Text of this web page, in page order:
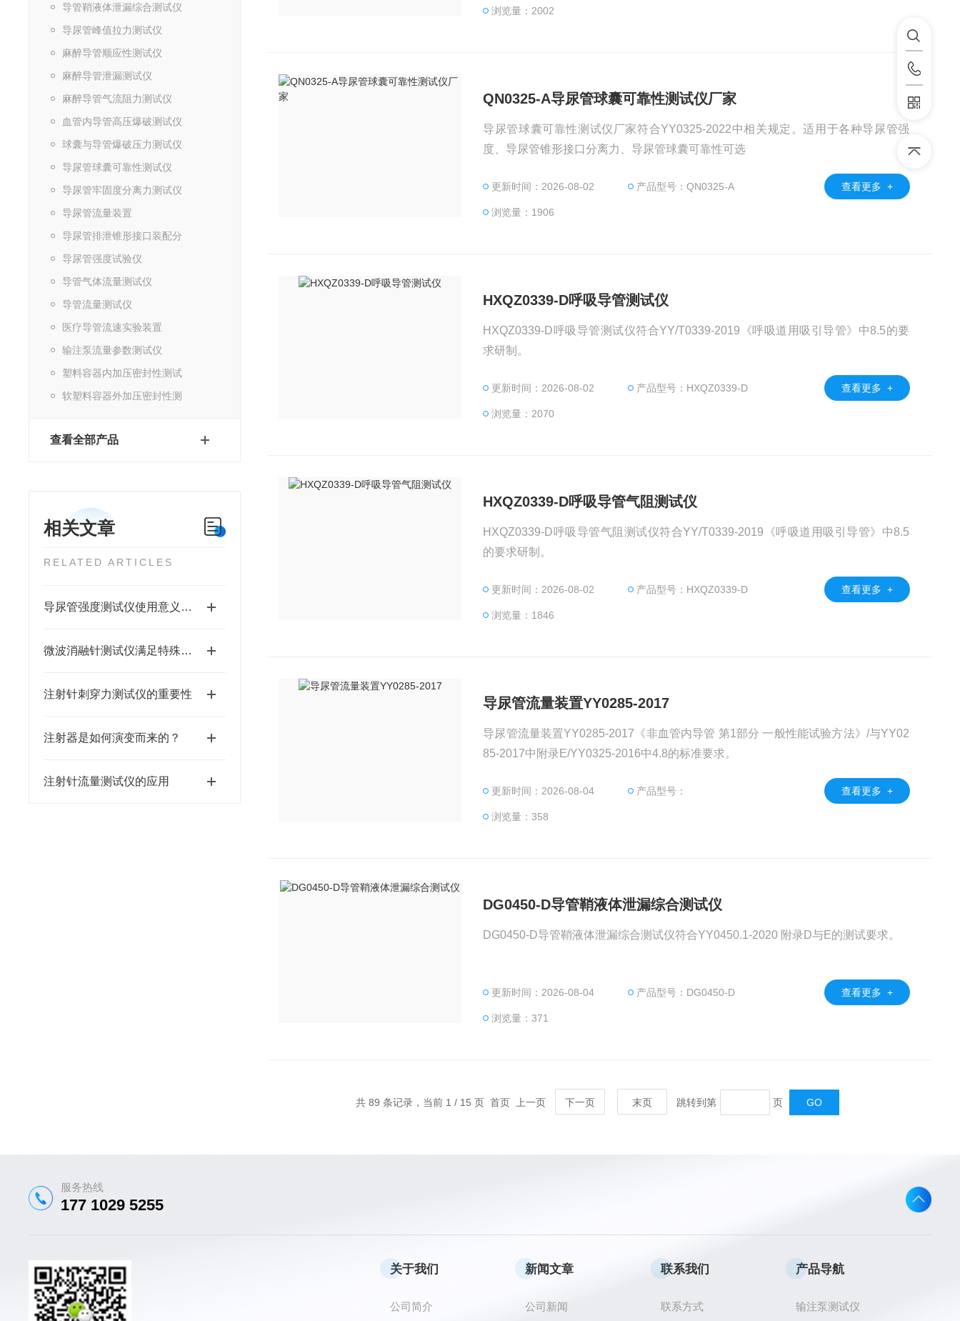
导管鞘液体泄漏综合测试仪
导尿管峰值拉力测试仪
麻醉导管顺应性测试仪
麻醉导管泄漏测试仪
麻醉导管气流阻力测试仪
血管内导管高压爆破测试仪
球囊与导管爆破压力测试仪
导尿管球囊可靠性测试仪
导尿管牢固度分离力测试仪
导尿管流量装置
导尿管排泄锥形接口装配分
导尿管强度试验仪
导管气体流量测试仪
导管流量测试仪
医疗导管流速实验装置
输注泵流量参数测试仪
塑料容器内加压密封性测试
软塑料容器外加压密封性测
查看全部产品
相关文章
RELATED ARTICLES
导尿管强度测试仪使用意义有哪些？
微波消融针测试仪满足特殊应用需求
注射针刺穿力测试仪的重要性
注射器是如何演变而来的？
注射针流量测试仪的应用
浏览量：2002
QN0325-A导尿管球囊可靠性测试仪厂家
导尿管球囊可靠性测试仪厂家符合YY0325-2022中相关规定。适用于各种导尿管强
度、导尿管锥形接口分离力、导尿管球囊可靠性可选
更新时间：2026-08-02 产品型号：QN0325-A
浏览量：1906
查看更多 +
HXQZ0339-D呼吸导管测试仪
HXQZ0339-D呼吸导管测试仪符合YY/T0339-2019《呼吸道用吸引导管》中8.5的要
求研制。
更新时间：2026-08-02 产品型号：HXQZ0339-D
浏览量：2070
查看更多 +
HXQZ0339-D呼吸导管气阻测试仪
HXQZ0339-D呼吸导管气阻测试仪符合YY/T0339-2019《呼吸道用吸引导管》中8.5
的要求研制。
更新时间：2026-08-02 产品型号：HXQZ0339-D
浏览量：1846
查看更多 +
导尿管流量装置YY0285-2017
导尿管流量装置YY0285-2017《非血管内导管 第1部分 一般性能试验方法》/与YY02
85-2017中附录E/YY0325-2016中4.8的标准要求。
更新时间：2026-08-04 产品型号：
浏览量：358
查看更多 +
DG0450-D导管鞘液体泄漏综合测试仪
DG0450-D导管鞘液体泄漏综合测试仪符合YY0450.1-2020 附录D与E的测试要求。
更新时间：2026-08-04 产品型号：DG0450-D
浏览量：371
查看更多 +
共 89 条记录，当前 1 / 15 页 首页 上一页 下一页 末页 跳转到第 页
服务热线
177 1029 5255
关于我们
公司简介
新闻文章
公司新闻
联系我们
联系方式
产品导航
输注泵测试仪